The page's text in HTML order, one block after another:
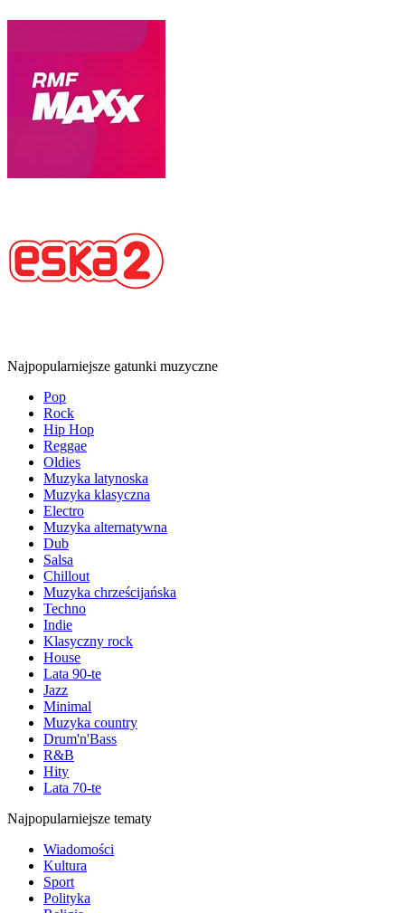
Najpopularniejsze gatunki muzyczne
Pop
Rock
Hip Hop
Reggae
Oldies
Muzyka latynoska
Muzyka klasyczna
Electro
Muzyka alternatywna
Dub
Salsa
Chillout
Muzyka chrześcijańska
Techno
Indie
Klasyczny rock
House
Lata 90-te
Jazz
Minimal
Muzyka country
Drum'n'Bass
R&B
Hity
Lata 70-te
Najpopularniejsze tematy
Wiadomości
Kultura
Sport
Polityka